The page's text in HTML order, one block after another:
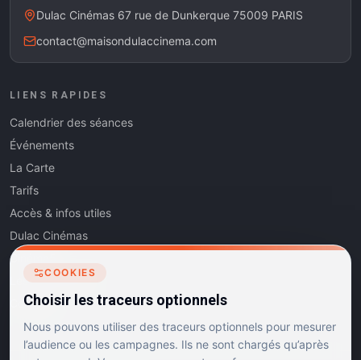
Dulac Cinémas 67 rue de Dunkerque 75009 PARIS
contact@maisondulaccinema.com
LIENS RAPIDES
Calendrier des séances
Événements
La Carte
Tarifs
Accès & infos utiles
Dulac Cinémas
Cinéma5
Les Dits de l'Art
Contact
COOKIES
Choisir les traceurs optionnels
Nous pouvons utiliser des traceurs optionnels pour mesurer
l’audience ou les campagnes. Ils ne sont chargés qu’après